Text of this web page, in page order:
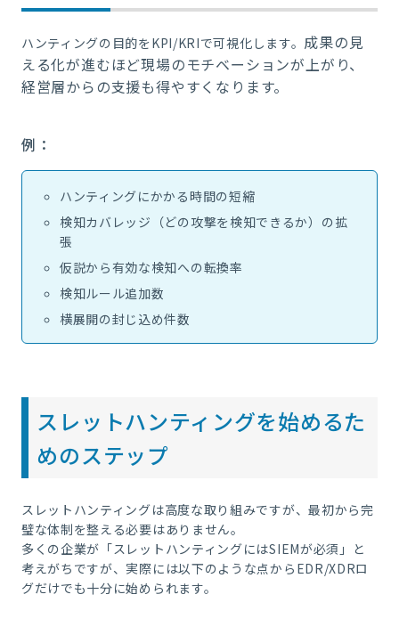
ハンティングの目的をKPI/KRIで可視化します。 成果の見
える化が進むほど現場のモチベーションが上がり、
経営層からの支援も得やすくなります。
例：
ハンティングにかかる時間の短縮
検知カバレッジ（どの攻撃を検知できるか）の拡
張
仮説から有効な検知への転換率
検知ルール追加数
横展開の封じ込め件数
スレットハンティングを始めるた
めのステップ
スレットハンティングは高度な取り組みですが、最初から完
璧な体制を整える必要はありません。
多くの企業が「スレットハンティングにはSIEMが必須」と
考えがちですが、実際には以下のような点からEDR/XDRロ
グだけでも十分に始められます。